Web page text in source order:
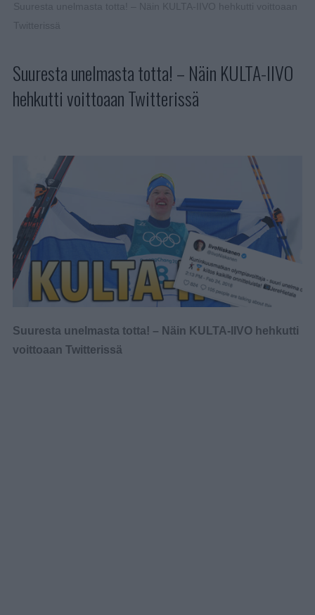
Suuresta unelmasta totta! – Näin KULTA-IIVO
hehkutti voittoaan Twitterissä
Suuresta unelmasta totta! – Näin KULTA-IIVO hehkutti
voittoaan Twitterissä